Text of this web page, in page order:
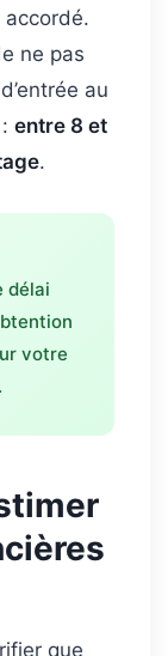
accordé.
ne pas
au
entre 8 et
.
délai
votre
que